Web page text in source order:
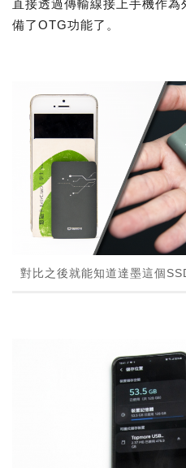
直接透過傳輸線接上手機作
備了OTG功能了。
對比之後就能知道達墨這個